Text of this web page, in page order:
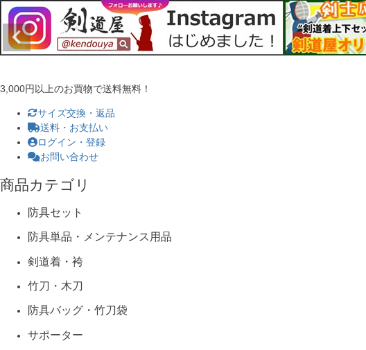
3,000円以上のお買物で送料無料！
サイズ交換・返品
送料・お支払い
ログイン・登録
お問い合わせ
商品カテゴリ
防具セット
防具単品・メンテナンス用品
剣道着・袴
竹刀・木刀
防具バッグ・竹刀袋
サポーター